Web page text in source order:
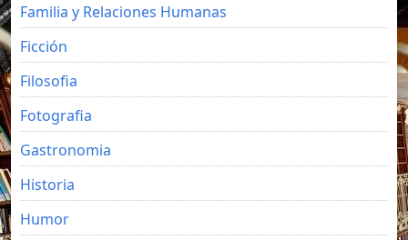
Familia y Relaciones Humanas
Ficción
Filosofia
Fotografia
Gastronomia
Historia
Humor